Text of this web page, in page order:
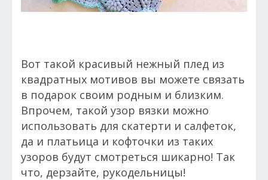
Вот такой красивый нежный плед из
квадратных мотивов вы можете связать
в подарок своим родным и близким.
Впрочем, такой узор вязки можно
использовать для скатерти и салфеток,
да и платьица и кофточки из таких
узоров будут смотреться шикарно! Так
что, дерзайте, рукодельницы!